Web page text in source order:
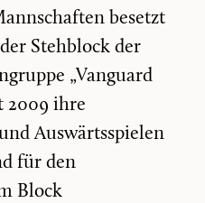
besetzt
Stehblock der
„Vanguard
2009 ihre
Auswärtsspielen
für den
Block